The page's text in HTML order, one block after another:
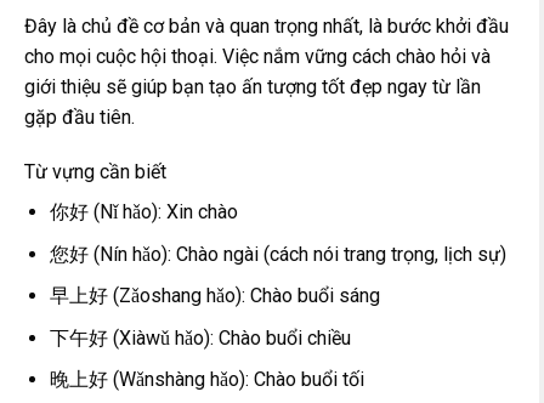
Đây là chủ đề cơ bản và quan trọng nhất, là bước khởi đầu
cho mọi cuộc hội thoại. Việc nắm vững cách chào hỏi và
giới thiệu sẽ giúp bạn tạo ấn tượng tốt đẹp ngay từ lần
gặp đầu tiên.
Từ vựng cần biết
你好 (Nǐ hǎo): Xin chào
您好 (Nín hǎo): Chào ngài (cách nói trang trọng, lịch sự)
早上好 (Zǎoshang hǎo): Chào buổi sáng
下午好 (Xiàwǔ hǎo): Chào buổi chiều
晚上好 (Wǎnshàng hǎo): Chào buổi tối